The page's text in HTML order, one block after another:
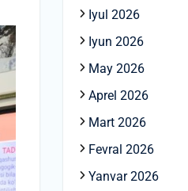
Iyul 2026
Iyun 2026
May 2026
Aprel 2026
Mart 2026
Fevral 2026
Yanvar 2026